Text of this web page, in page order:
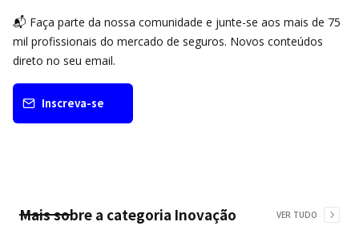
📬 Faça parte da nossa comunidade e junte-se aos mais de 75
mil profissionais do mercado de seguros. Novos conteúdos
direto no seu email.
Inscreva-se
Mais sobre a categoria Inovação VER TUDO